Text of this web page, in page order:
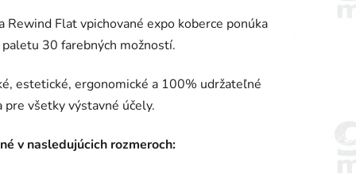
Rewind Flat vpichované expo koberce ponúka
30 farebných možností.
estetické, ergonomické a 100% udržateľné
pre všetky výstavné účely.
v nasledujúcich rozmeroch: